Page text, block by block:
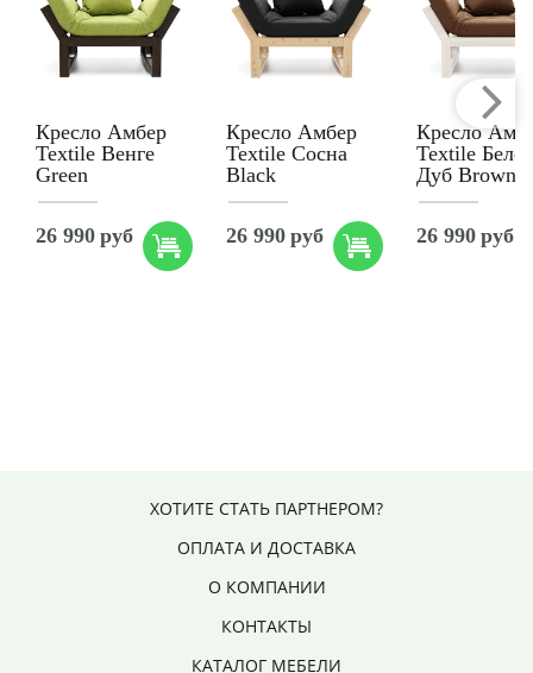
Кресло Амбер
Textile Венге
Green
26 990 руб
Кресло Амбер
Textile Сосна
Black
26 990 руб
Кресло
Textile
Дуб Brown
26 990 руб
ХОТИТЕ СТАТЬ ПАРТНЕРОМ?
ОПЛАТА И ДОСТАВКА
О КОМПАНИИ
КОНТАКТЫ
КАТАЛОГ МЕБЕЛИ